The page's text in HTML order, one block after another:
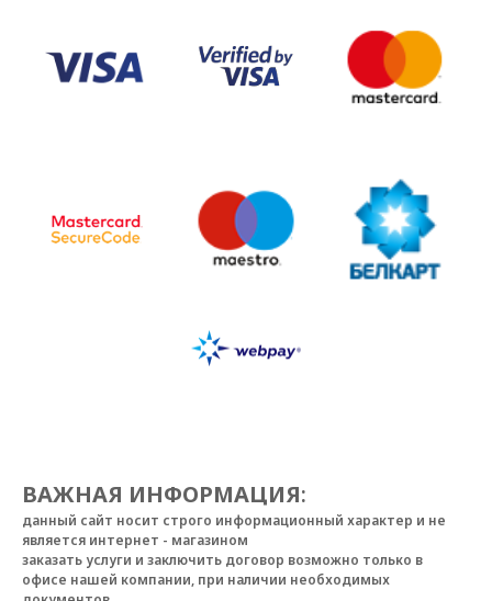
ВАЖНАЯ ИНФОРМАЦИЯ:
данный сайт носит строго информационный характер и не
является интернет - магазином
заказать услуги и заключить договор возможно только в
офисе нашей компании, при наличии необходимых